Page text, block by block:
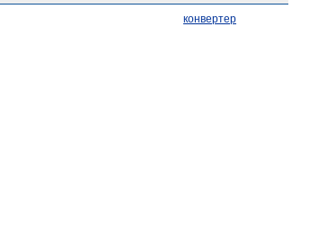
конвертер